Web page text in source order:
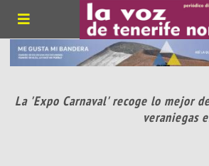
La 'Expo Carnaval' recoge lo mejor
veraniegas